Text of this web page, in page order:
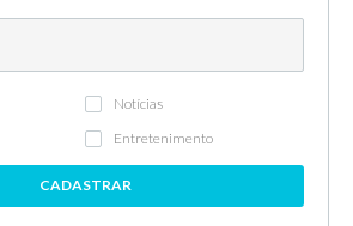
Notícias
Entretenimento
CADASTRAR